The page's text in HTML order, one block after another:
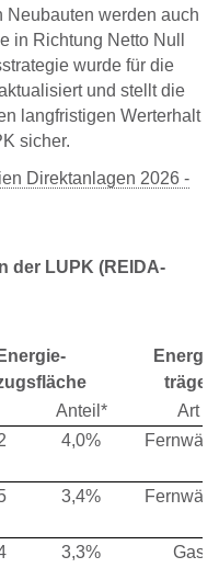
Neubauten werden auch
in Richtung Netto Null
wurde für die
und stellt die
langfristigen Werterhalt
sicher.
Direktanlagen 2026 -
der LUPK (REIDA-
Energie-
träger
Anteil*
Art
4,0%
3,4%
3,3% Gas